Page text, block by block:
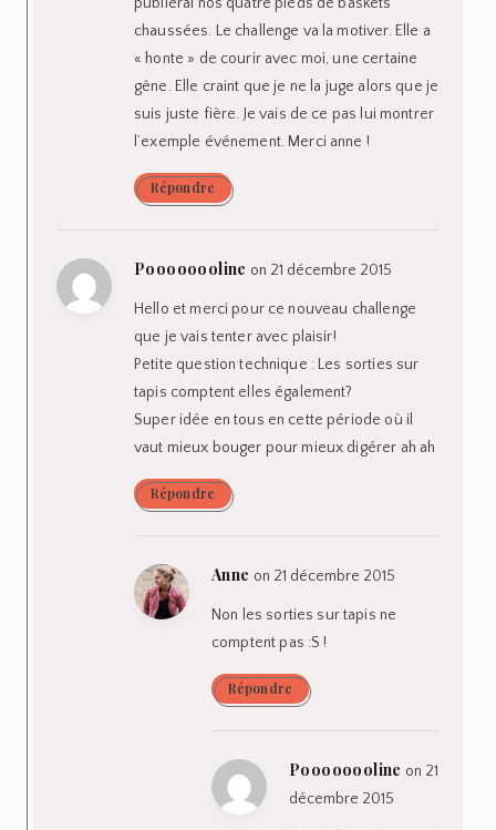
chaussées. Le challenge va la motiver. Elle a
« honte » de courir avec moi, une certaine
gêne. Elle craint que je ne la juge alors que je
suis juste fière. Je vais de ce pas lui montrer
l’exemple événement. Merci anne !
Répondre
Poooooooline on 21 décembre 2015
Hello et merci pour ce nouveau challenge
que je vais tenter avec plaisir!
Petite question technique : Les sorties sur
tapis comptent elles également?
Super idée en tous en cette période où il
vaut mieux bouger pour mieux digérer ah ah
Répondre
Anne on 21 décembre 2015
Non les sorties sur tapis ne
comptent pas :S !
Répondre
Poooooooline on 21
décembre 2015